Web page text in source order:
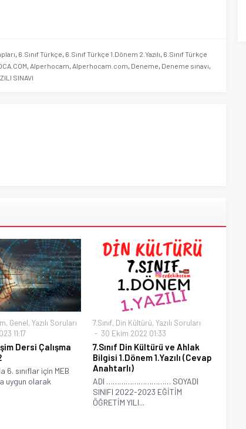
, 6.Sınıf Türkçe, 6.Sınıf Türkçe 1.Dönem 2.Yazılı, 6.Sınıf Türkçe
, Alperhocam, Alperhocam.com, Deneme, Deneme sınavı,
SINAVI
, Genel, Yazılı Soruları
11:17
Dersi Çalışma
6. sınıflar için MEB
uygun olarak
7.Sınıf, Din Kültürü,Yazılı Soruları
30 Ekim 2022 01:33
7.Sınıf Din Kültürü ve Ahlak
Bilgisi 1.Dönem 1.Yazılı (Cevap
Anahtarlı)
ADI ………………………… SOYADI
SINIFI 2022-2023 EĞİTİM
ÖĞRETİM YILI...